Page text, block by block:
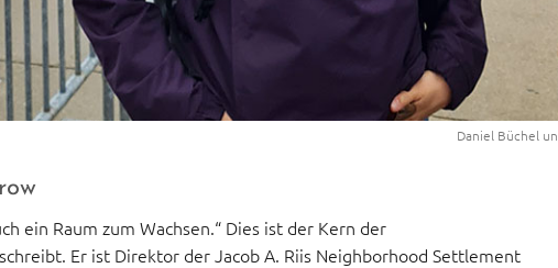
Daniel Büchel
ein Raum zum Wachsen.“ Dies ist der Kern der
Er ist Direktor der Jacob A. Riis Neighborhood Settlement